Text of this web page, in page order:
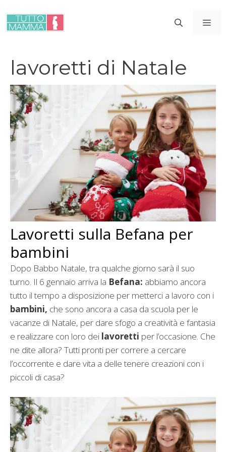
contenuto
lavoretti di Natale
Lavoretti sulla Befana per
bambini
Dopo Babbo Natale, tra qualche giorno sarà il suo
turno. Il 6 gennaio arriva la Befana: abbiamo ancora
tutto il tempo a disposizione per metterci a lavoro con i
bambini, che sono ancora a casa da scuola per le
vacanze di Natale, per dare sfogo a creatività e fantasia
e realizzare con loro dei lavoretti per l’occasione. Che
ne dite allora? Tutti pronti per correre a cercare
l’occorrente e dare vita a delle tenere creazioni con i
piccoli di casa?